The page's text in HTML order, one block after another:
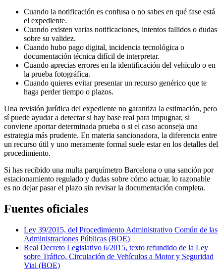
Cuando la notificación es confusa o no sabes en qué fase está
el expediente.
Cuando existen varias notificaciones, intentos fallidos o dudas
sobre su validez.
Cuando hubo pago digital, incidencia tecnológica o
documentación técnica difícil de interpretar.
Cuando aprecias errores en la identificación del vehículo o en
la prueba fotográfica.
Cuando quieres evitar presentar un recurso genérico que te
haga perder tiempo o plazos.
Una revisión jurídica del expediente no garantiza la estimación, pero
sí puede ayudar a detectar si hay base real para impugnar, si
conviene aportar determinada prueba o si el caso aconseja una
estrategia más prudente. En materia sancionadora, la diferencia entre
un recurso útil y uno meramente formal suele estar en los detalles del
procedimiento.
Si has recibido una multa parquímetro Barcelona o una sanción por
estacionamiento regulado y dudas sobre cómo actuar, lo razonable
es no dejar pasar el plazo sin revisar la documentación completa.
Fuentes oficiales
Ley 39/2015, del Procedimiento Administrativo Común de las
Administraciones Públicas (BOE)
Real Decreto Legislativo 6/2015, texto refundido de la Ley
sobre Tráfico, Circulación de Vehículos a Motor y Seguridad
Vial (BOE)